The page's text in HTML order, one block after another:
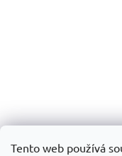
Tento web používá